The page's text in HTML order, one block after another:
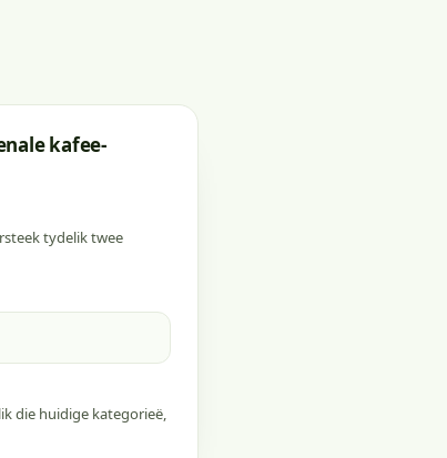
kafee-
tydelik twee
die huidige kategorieë,